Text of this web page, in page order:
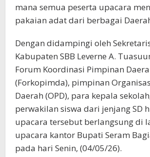
mana semua peserta upacara
pakaian adat dari berbagai
Dengan didampingi oleh
Kabupaten SBB Leverne A.
Forum Koordinasi Pimpinan
(Forkopimda), pimpinan
Daerah (OPD), para kepala
perwakilan siswa dari jenjang SD
upacara tersebut berlangsung di
upacara kantor Bupati Seram
pada hari Senin, (04/05/26).